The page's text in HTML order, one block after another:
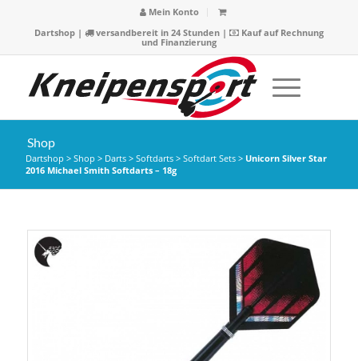
Mein Konto
Dartshop| versandbereit in 24 Stunden |
Kauf auf Rechnung
und Finanzierung
Shop
Dartshop > Shop > Darts> Softdarts> Softdart Sets> Unicorn Silver Star
2016 Michael Smith Softdarts – 18g